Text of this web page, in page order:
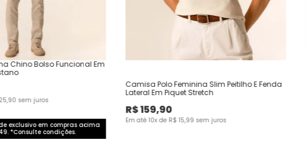
Chino Bolso Funcional Em
,90 sem juros
exclusivo em compras acima
*Consulte condições.
Camisa Polo Feminina Slim Peitilho E Fenda
Lateral Em Piquet Stretch
R$159,90
Em até10x de R$ 15,99 sem juros